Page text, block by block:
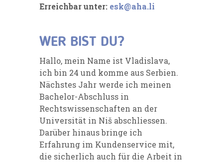
Erreichbar unter: esk@aha.li
WER BIST DU?
Hallo, mein Name ist Vladislava,
ich bin 24 und komme aus Serbien.
Nächstes Jahr werde ich meinen
Bachelor-Abschluss in
Rechtswissenschaften an der
Universität in Niš abschliessen.
Darüber hinaus bringe ich
Erfahrung im Kundenservice mit,
die sicherlich auch für die Arbeit in